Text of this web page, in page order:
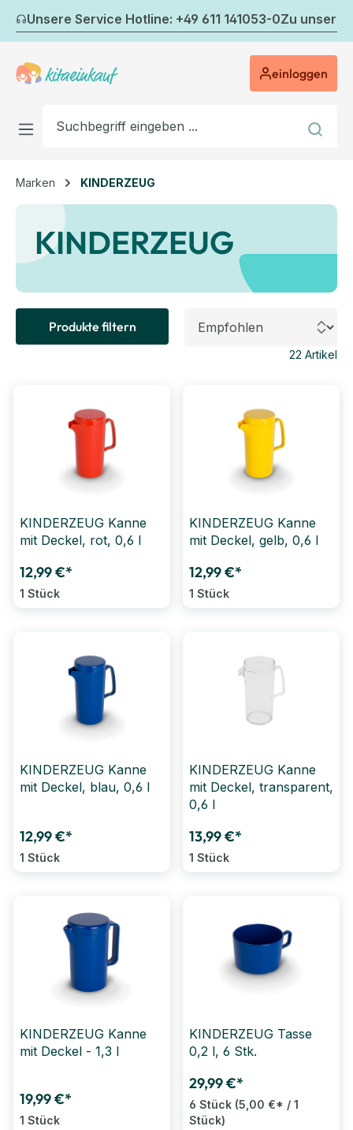
Zum Hauptinhalt springen
Unsere Service Hotline: +49 611 141053-0Zu
einloggen
Marken KINDERZEUG
KINDERZEUG
Produkte filtern
22 Artikel
KINDERZEUG Kanne
mit Deckel, rot, 0,6 l
12,99 €*
1 Stück
KINDERZEUG Kanne
mit Deckel, gelb, 0,6 l
12,99 €*
1 Stück
KINDERZEUG Kanne
mit Deckel, blau, 0,6 l
12,99 €*
1 Stück
KINDERZEUG Kanne
mit Deckel, transparent,
0,6 l
13,99 €*
1 Stück
KINDERZEUG Kanne
mit Deckel - 1,3 l
19,99 €*
1 Stück
KINDERZEUG Tasse
0,2 l, 6 Stk.
29,99 €*
6 Stück (5,00 €* / 1
Stück)